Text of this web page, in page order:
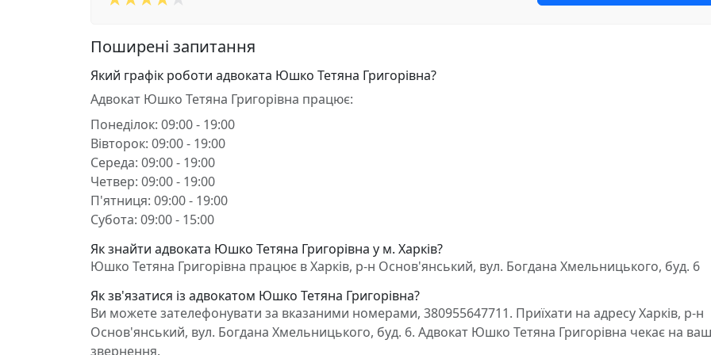
Поширені запитання
Який графік роботи адвоката Юшко Тетяна Григорівна?
Адвокат Юшко Тетяна Григорівна працює:
Понеділок: 09:00 - 19:00
Вівторок: 09:00 - 19:00
Середа: 09:00 - 19:00
Четвер: 09:00 - 19:00
П'ятниця: 09:00 - 19:00
Субота: 09:00 - 15:00
Як знайти адвоката Юшко Тетяна Григорівна у м. Харків?
Юшко Тетяна Григорівна працює в Харків, р-н Основ'янський, вул. Богдана Хмельницького, буд. 6
Як зв'язатися із адвокатом Юшко Тетяна Григорівна?
Ви можете зателефонувати за вказаними номерами, 380955647711. Приїхати на адресу Харків, р-н
Основ'янський, вул. Богдана Хмельницького, буд. 6. Адвокат Юшко Тетяна Григорівна чекає на
звернення.